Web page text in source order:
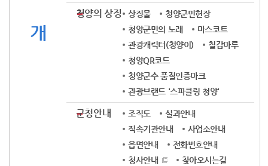
개
청양의 상징 상징물
청양군민헌장
청양군민의 노래
마스코트
관광캐릭터(청양이)
칠갑마루
청양QR코드
청양군수 품질인증마크
관광브랜드 '스파클링 청양'
군청안내 조직도
실과안내
직속기관안내
사업소안내
읍면안내
전화번호안내
청사안내
찾아오시는길